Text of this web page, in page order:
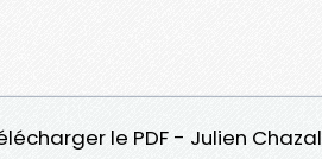
le PDF - Julien Chazal